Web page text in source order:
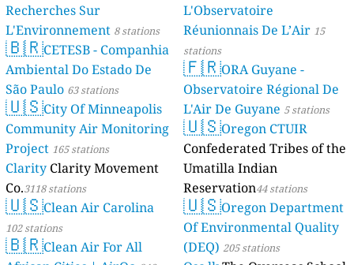
Recherches Sur
L'Environnement 8 stations
🇧🇷CETESB - Companhia
Ambiental Do Estado De
São Paulo 63 stations
🇺🇸City Of Minneapolis
Community Air Monitoring
Project 165 stations
Clarity Clarity Movement
Co.3118 stations
🇺🇸Clean Air Carolina
102 stations
🇧🇷Clean Air For All
L'Observatoire
Réunionnais De L’Air 15
stations
🇫🇷ORA Guyane -
Observatoire Régional De
L'Air De Guyane 5 stations
🇺🇸Oregon CTUIR
Confederated Tribes of the
Umatilla Indian
Reservation44 stations
🇺🇸Oregon Department
Of Environmental Quality
(DEQ) 205 stations